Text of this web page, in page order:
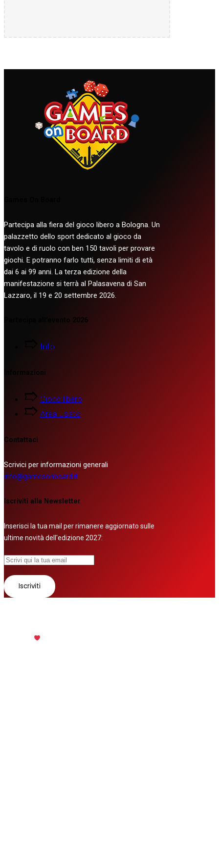
Partecipa alla fiera del gioco libero a Bologna. Un
palazzetto dello sport dedicato al gioco da
tavolo e di ruolo con ben 150 tavoli per provare
giochi. E potranno farlo tutti, senza limiti di età
dai 6 ai 99 anni. La terza edizione della
manifestazione si terrà al Palasavena di San
Lazzaro, il 19 e 20 settembre 2026.
Partecipa all’evento 2026
Info
Informazioni
Gioco libero
Area Usato
Contattaci
Scrivici per informazioni generali
info@gamesonboard.it
Iscriviti alla Newsletter
Inserisci la tua mail per rimanere aggiornato sulle
ultime novità dell'edizione 2027: